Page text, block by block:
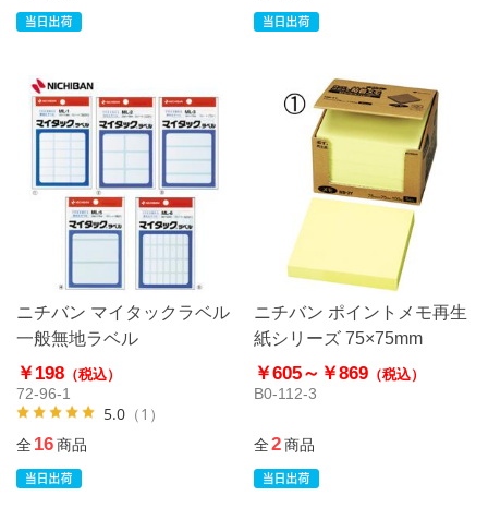
ニチバン マイタックラベル
一般無地ラベル
￥198 （税込）
72-96-1
5.0 （1）
全16商品
ニチバン ポイントメモ再生
紙シリーズ 75×75mm
￥605～ ￥869（税込）
B0-112-3
全2商品